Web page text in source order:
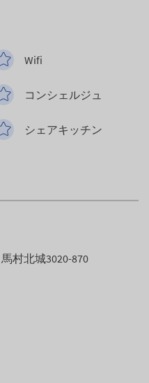
Wifi
コンシェルジュ
シェアキッチン
村北城3020-870